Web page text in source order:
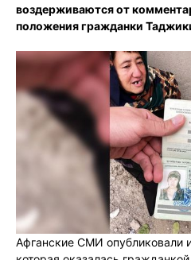
воздерживаются от
положения гражданки
Афганские СМИ опубликовали